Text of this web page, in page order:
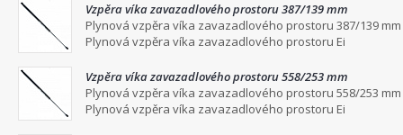
Vzpěra víka zavazadlového prostoru 387/139 mm
Plynová vzpěra víka zavazadlového prostoru 387/139 mm
Plynová vzpěra víka zavazadlového prostoru Ei
Vzpěra víka zavazadlového prostoru 558/253 mm
Plynová vzpěra víka zavazadlového prostoru 558/253 mm
Plynová vzpěra víka zavazadlového prostoru Ei